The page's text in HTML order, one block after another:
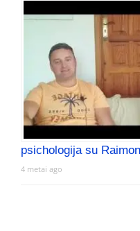
psichologija su
4 metai ago